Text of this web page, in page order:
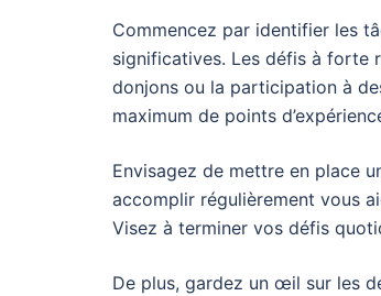
Commencez par identifier les
significatives. Les défis à forte
donjons ou la participation à
maximum de points
Envisagez de mettre en place
accomplir régulièrement vous
Visez à terminer vos défis
De plus, gardez un œil sur les